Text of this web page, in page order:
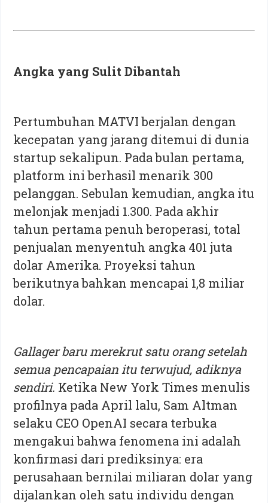
Angka yang Sulit Dibantah
Pertumbuhan MATVI berjalan dengan
kecepatan yang jarang ditemui di dunia
startup sekalipun. Pada bulan pertama,
platform ini berhasil menarik 300
pelanggan. Sebulan kemudian, angka itu
melonjak menjadi 1.300. Pada akhir
tahun pertama penuh beroperasi, total
penjualan menyentuh angka 401 juta
dolar Amerika. Proyeksi tahun
berikutnya bahkan mencapai 1,8 miliar
dolar.
Gallager baru merekrut satu orang setelah
semua pencapaian itu terwujud, adiknya
sendiri. Ketika New York Times menulis
profilnya pada April lalu, Sam Altman
selaku CEO OpenAI secara terbuka
mengakui bahwa fenomena ini adalah
konfirmasi dari prediksinya: era
perusahaan bernilai miliaran dolar yang
dijalankan oleh satu individu dengan